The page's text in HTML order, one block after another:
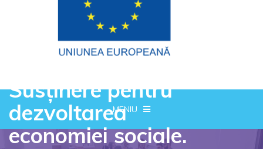
MENIU
Susținere pentru
dezvoltarea
economiei sociale.